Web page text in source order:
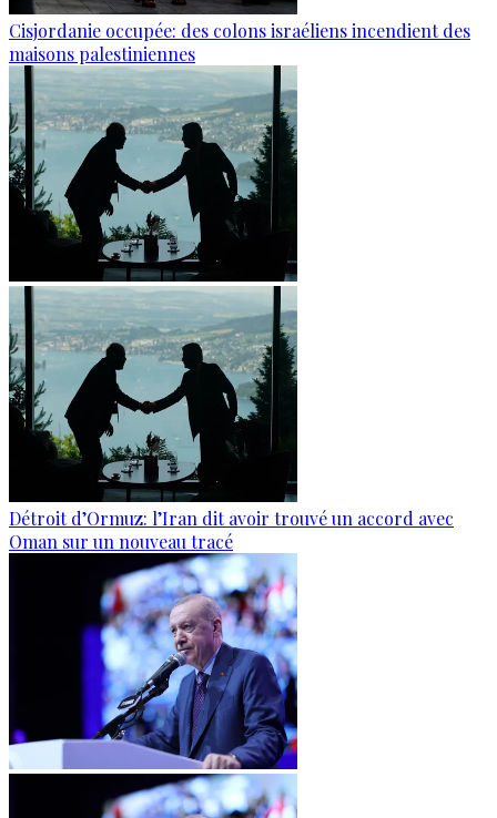
Cisjordanie occupée: des colons israéliens incendient des
maisons palestiniennes
Détroit d’Ormuz: l’Iran dit avoir trouvé un accord avec
Oman sur un nouveau tracé